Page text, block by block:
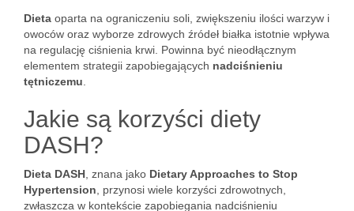
Dieta oparta na ograniczeniu soli, zwiększeniu ilości warzyw i
owoców oraz wyborze zdrowych źródeł białka istotnie wpływa
na regulację ciśnienia krwi. Powinna być nieodłącznym
elementem strategii zapobiegających nadciśnieniu
tętniczemu
Jakie są korzyści diety
DASH?
Dieta DASH , znana jako Dietary Approaches to Stop
Hypertension , przynosi wiele korzyści zdrowotnych,
zwłaszcza w kontekście zapobiegania nadciśnieniu